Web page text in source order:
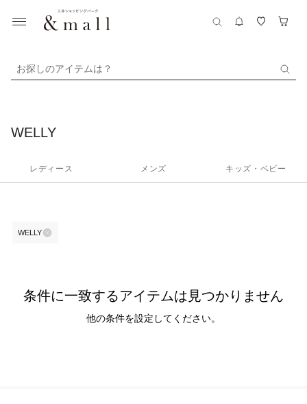
お探しのアイテムは？
WELLY
レディース メンズ キッズ・ベビー
WELLY
条件に一致するアイテムは見つかりません
他の条件を設定してください。